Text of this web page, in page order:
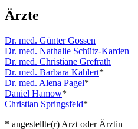
Ärzte
Dr. med. Günter Gossen
Dr. med. Nathalie Schütz-Karden
Dr. med. Christiane Grefrath
Dr. med. Barbara Kahlert*
Dr. med. Alena Pagel*
Daniel Hamow*
Christian Springsfeld*
* angestellte(r) Arzt oder Ärztin